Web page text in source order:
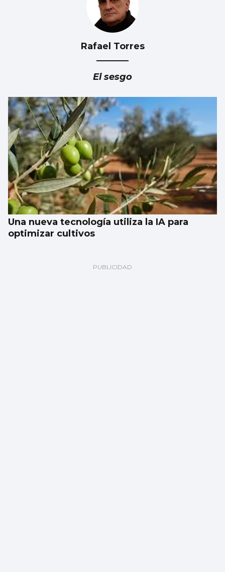
Rafael Torres
El sesgo
Una nueva tecnología utiliza la IA para
optimizar cultivos